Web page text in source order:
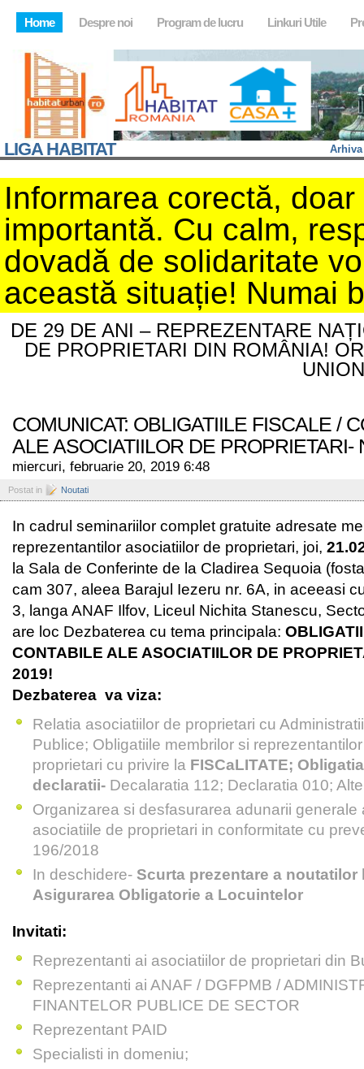
Home Despre noi Program de lucru Linkuri Utile
LIGA HABITAT Arhiva
Informarea corectă,
importantă. Cu calm,
dovadă de solidaritate
această situație! Numai
DE 29 DE ANI – REPREZENTARE
DE PROPRIETARI DIN ROMÂNIA!
COMUNICAT: OBLIGATIILE FISCALE /
ALE ASOCIATIILOR DE PROPRIETARI-
miercuri, februarie 20, 2019 6:48
Postat in Noutati
In cadrul seminariilor complet gratuite adresate
reprezentantilor asociatiilor de proprietari, joi,
la Sala de Conferinte de la Cladirea Sequoia
cam 307, aleea Barajul Iezeru nr. 6A, in aceeasi
3, langa ANAF Ilfov, Liceul Nichita Stanescu,
are loc Dezbaterea cu tema principala:
CONTABILE ALE ASOCIATIILOR DE
2019!
Dezbaterea va viza:
Relatia asociatiilor de proprietari cu
Publice; Obligatiile membrilor si
proprietari cu privire la FISCaLITATE;
declaratii- Decalaratia 112; Declaratia 010;
Organizarea si desfasurarea adunarii generale
asociatiile de proprietari in conformitate cu
196/2018
In deschidere- Scurta prezentare a noutatilor
Asigurarea Obligatorie a Locuintelor
Invitati:
Reprezentanti ai asociatiilor de proprietari din
Reprezentanti ai ANAF / DGFPMB /
FINANTELOR PUBLICE DE SECTOR
Reprezentant PAID
Specialisti in domeniu;